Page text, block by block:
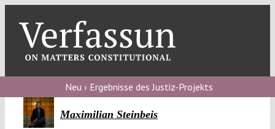
content
blog
Verfassungs
Neu › Ergebnisse des Justiz-Projekts
Maximilian Steinbeis